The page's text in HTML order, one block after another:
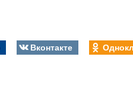
Вконтакте